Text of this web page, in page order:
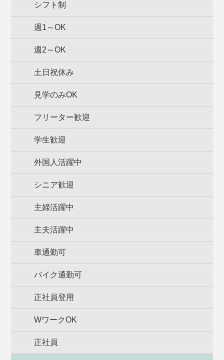
シフト制
週1～OK
週2～OK
土日祝休み
見学のみOK
フリーター歓迎
学生歓迎
外国人活躍中
シニア歓迎
主婦活躍中
主夫活躍中
車通勤可
バイク通勤可
正社員登用
WワークOK
正社員